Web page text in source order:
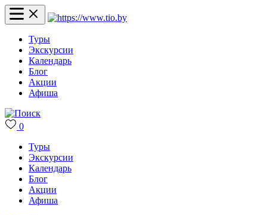
Туры
Экскурсии
Календарь
Блог
Акции
Афиша
0
Туры
Экскурсии
Календарь
Блог
Акции
Афиша